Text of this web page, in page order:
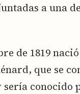
a una
de 1819
que se
sería conocido